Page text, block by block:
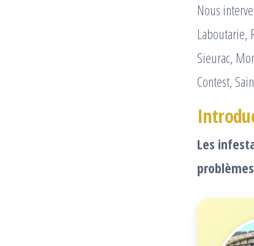
Nous
Laboutarie,
Sieurac,
Contest,
Les